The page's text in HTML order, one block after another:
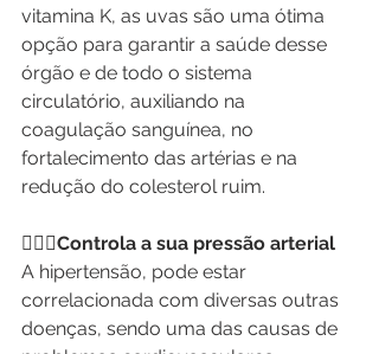
vitamina K, as uvas são uma ótima
opção para garantir a saúde desse
órgão e de todo o sistema
circulatório, auxiliando na
coagulação sanguínea, no
fortalecimento das artérias e na
redução do colesterol ruim.
👩🏼‍⚕️Controla a sua pressão arterial
A hipertensão, pode estar
correlacionada com diversas outras
doenças, sendo uma das causas de